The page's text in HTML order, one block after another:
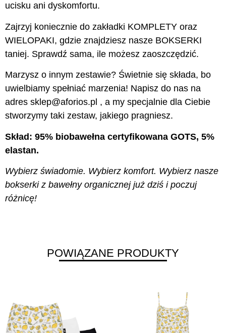
ucisku ani dyskomfortu.
Zajrzyj koniecznie do zakładki KOMPLETY oraz
WIELOPAKI, gdzie znajdziesz nasze BOKSERKI
taniej. Sprawdź sama, ile możesz zaoszczędzić.
Marzysz o innym zestawie? Świetnie się składa, bo
uwielbiamy spełniać marzenia! Napisz do nas na
adres sklep@aforios.pl , a my specjalnie dla Ciebie
stworzymy taki zestaw, jakiego pragniesz.
Skład: 95% biobawełna certyfikowana GOTS, 5%
elastan.
Wybierz świadomie. Wybierz komfort. Wybierz nasze
bokserki z bawełny organicznej już dziś i poczuj
różnicę!
POWIĄZANE PRODUKTY